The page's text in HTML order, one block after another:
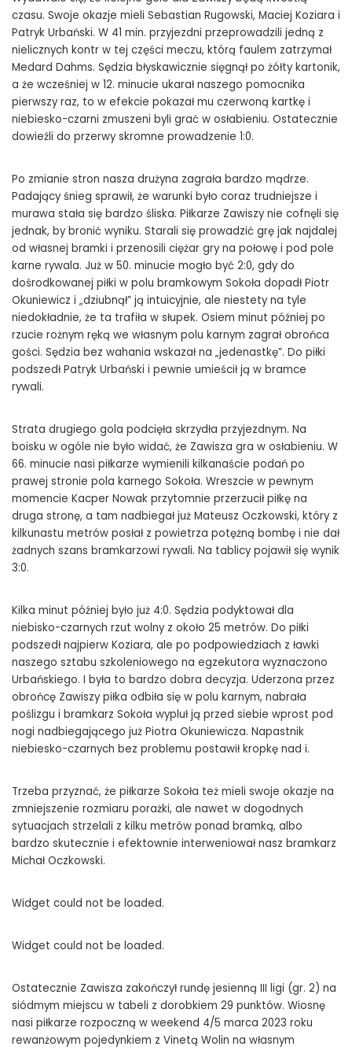
czasu. Swoje okazje mieli Sebastian Rugowski, Maciej Koziara i
Patryk Urbański. W 41 min. przyjezdni przeprowadzili jedną z
nielicznych kontr w tej części meczu, którą faulem zatrzymał
Medard Dahms. Sędzia błyskawicznie sięgnął po żółty kartonik,
a że wcześniej w 12. minucie ukarał naszego pomocnika
pierwszy raz, to w efekcie pokazał mu czerwoną kartkę i
niebiesko-czarni zmuszeni byli grać w osłabieniu. Ostatecznie
dowieźli do przerwy skromne prowadzenie 1:0.
Po zmianie stron nasza drużyna zagrała bardzo mądrze.
Padający śnieg sprawił, że warunki było coraz trudniejsze i
murawa stała się bardzo śliska. Piłkarze Zawiszy nie cofnęli się
jednak, by bronić wyniku. Starali się prowadzić grę jak najdalej
od własnej bramki i przenosili ciężar gry na połowę i pod pole
karne rywala. Już w 50. minucie mogło być 2:0, gdy do
dośrodkowanej piłki w polu bramkowym Sokoła dopadł Piotr
Okuniewicz i „dziubnął” ją intuicyjnie, ale niestety na tyle
niedokładnie, że ta trafiła w słupek. Osiem minut później po
rzucie rożnym ręką we własnym polu karnym zagrał obrońca
gości. Sędzia bez wahania wskazał na „jedenastkę”. Do piłki
podszedł Patryk Urbański i pewnie umieścił ją w bramce
rywali.
Strata drugiego gola podcięła skrzydła przyjezdnym. Na
boisku w ogóle nie było widać, że Zawisza gra w osłabieniu. W
66. minucie nasi piłkarze wymienili kilkanaście podań po
prawej stronie pola karnego Sokoła. Wreszcie w pewnym
momencie Kacper Nowak przytomnie przerzucił piłkę na
druga stronę, a tam nadbiegał już Mateusz Oczkowski, który z
kilkunastu metrów posłał z powietrza potężną bombę i nie dał
żadnych szans bramkarzowi rywali. Na tablicy pojawił się wynik
3:0.
Kilka minut później było już 4:0. Sędzia podyktował dla
niebisko-czarnych rzut wolny z około 25 metrów. Do piłki
podszedł najpierw Koziara, ale po podpowiedziach z ławki
naszego sztabu szkoleniowego na egzekutora wyznaczono
Urbańskiego. I była to bardzo dobra decyzja. Uderzona przez
obrońcę Zawiszy piłka odbiła się w polu karnym, nabrała
poślizgu i bramkarz Sokoła wypluł ją przed siebie wprost pod
nogi nadbiegającego już Piotra Okuniewicza. Napastnik
niebiesko-czarnych bez problemu postawił kropkę nad i.
Trzeba przyznać, że piłkarze Sokoła też mieli swoje okazje na
zmniejszenie rozmiaru porażki, ale nawet w dogodnych
sytuacjach strzelali z kilku metrów ponad bramką, albo
bardzo skutecznie i efektownie interweniował nasz bramkarz
Michał Oczkowski.
Widget could not be loaded.
Widget could not be loaded.
Ostatecznie Zawisza zakończył rundę jesienną III ligi (gr. 2) na
siódmym miejscu w tabeli z dorobkiem 29 punktów. Wiosnę
nasi piłkarze rozpoczną w weekend 4/5 marca 2023 roku
rewanżowym pojedynkiem z Vinetą Wolin na własnym